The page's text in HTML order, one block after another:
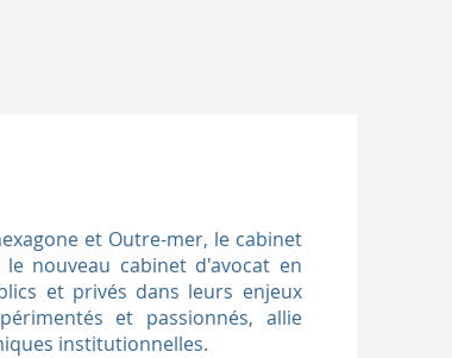
et Outre-mer, le cabinet
nouveau cabinet d'avocat en
et privés dans leurs enjeux
et passionnés, allie
institutionnelles.